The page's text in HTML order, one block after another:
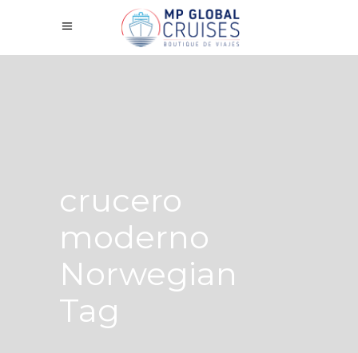
crucero
moderno
Norwegian
Tag